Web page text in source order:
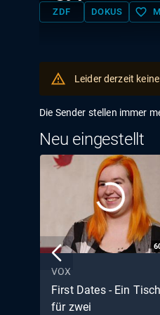
ZDF DOKUS favorite_border
Leider derzeit
Die Sender stellen immer
Neu eingestellt
VOX
First Dates - Ein Tisch
für zwei